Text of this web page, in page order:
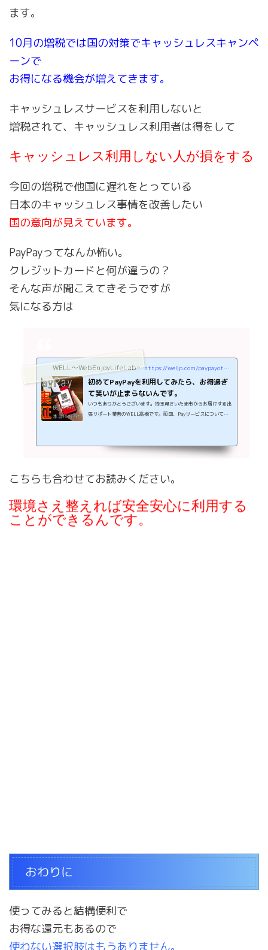
ます。
10月の増税では国の対策でキャッシュレスキャンペ
ーンで
お得になる機会が増えてきます。
キャッシュレスサービスを利用しないと
増税されて、キャッシュレス利用者は得をして
キャッシュレス利用しない人が損をする
今回の増税で他国に遅れをとっている
日本のキャッシュレス事情を改善したい
国の意向が見えています。
PayPayってなんか怖い。
クレジットカードと何が違うの？
そんな声が聞こえてきそうですが
気になる方は
WELL～WebEnjoyLifeLab～ https://weljp.com/paypayotoku
初めてPayPayを利用してみたら、お得過ぎ
て笑いが止まらないんです。
いつもありがとうございます。埼玉県さいたま市からお届けする出
張サポート業者のWELL高橋です。前回、Payサービスについて調
店舗が拡大僕の生活エリアでもかなりPayPayののぼり旗を見かけ
るようになりました。ここ最近、買い物に行く際に埼玉県内で僕や
にしてみていたのですが下記で使える店舗に黄マーカーを引きま
す。普段の日用品や食...
こちらも合わせてお読みください。
環境さえ整えれば安全安心に利用する
ことができるんです。
おわりに
使ってみると結構便利で
お得な還元もあるので
使わない選択肢はもうありません。